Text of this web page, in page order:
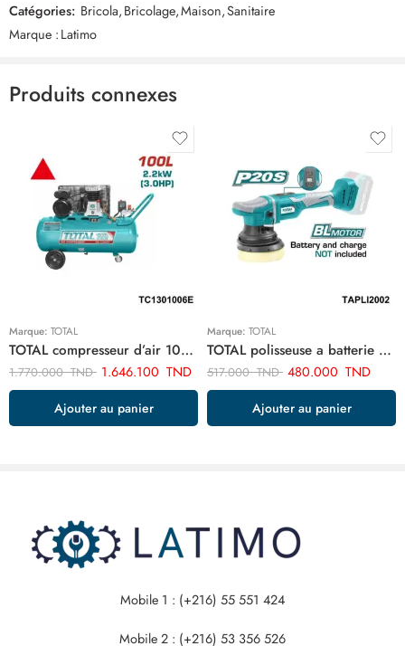
Commentaires
Il n'y a pas encore de critiques.
Catégories: Bricola,Bricolage,Maison,Sanitaire
Marque :Latimo
Produits connexes
Marque: TOTAL
TOTAL compresseur d’air 100 litres 3cv TC1301006E
1.770.000TND 1.646.100 TND
Ajouter au panier
Marque: TOTAL
TOTAL polisseuse a batterie TAPLI2002
517.000TND 480.000 TND
Ajouter au panier
Mobile 1 : (+216) 55 551 424
Mobile 2 : (+216) 53 356 526